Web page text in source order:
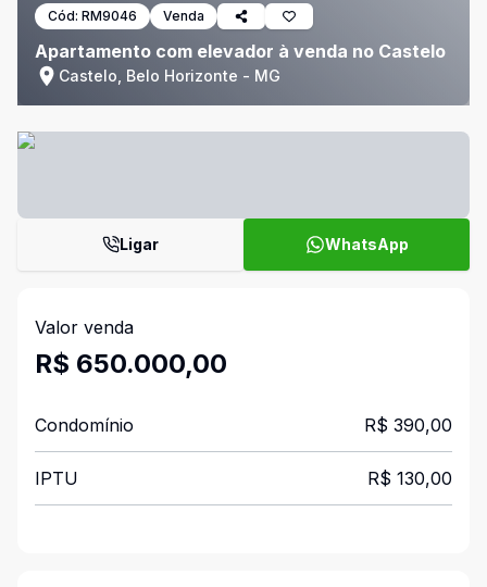
Cód: RM9046 Venda
Apartamento com elevador à venda no Castelo
Castelo, Belo Horizonte - MG
Ligar WhatsApp
Valor venda
R$ 650.000,00
Condomínio R$ 390,00
IPTU R$ 130,00